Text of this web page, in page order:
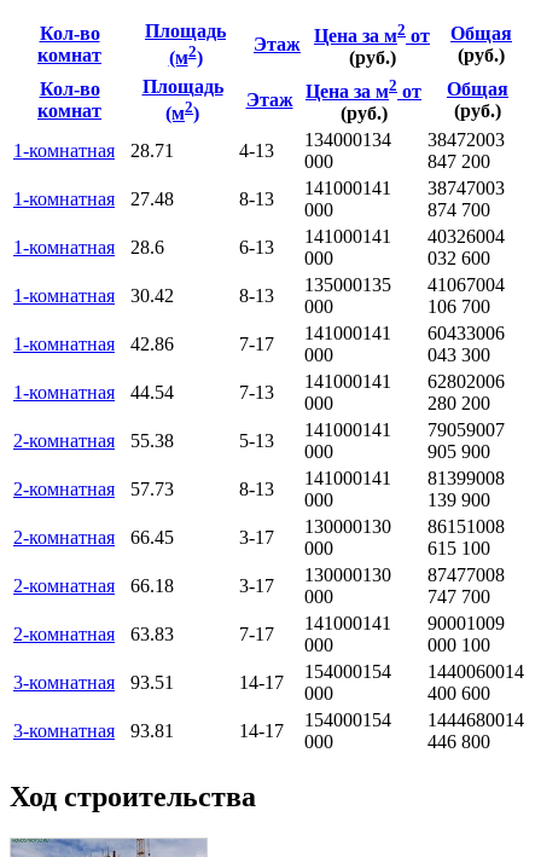
Кол-во
комнат
Площадь
(м2)
Этаж Цена за м2 от
(руб.)
Общая
(руб.)
Кол-во
комнат
Площадь
(м2)
Этаж Цена за м2 от
(руб.)
Общая
(руб.)
1-комнатная
28.71 4-13
134000134
000
38472003
847 200
1-комнатная
27.48 8-13
141000141
000
38747003
874 700
1-комнатная
28.6 6-13
141000141
000
40326004
032 600
1-комнатная
30.42 8-13
135000135
000
41067004
106 700
1-комнатная
42.86 7-17
141000141
000
60433006
043 300
1-комнатная
44.54 7-13
141000141
000
62802006
280 200
2-комнатная
55.38 5-13
141000141
000
79059007
905 900
2-комнатная
57.73 8-13
141000141
000
81399008
139 900
2-комнатная
66.45 3-17
130000130
000
86151008
615 100
2-комнатная
66.18 3-17
130000130
000
87477008
747 700
2-комнатная
63.83 7-17
141000141
000
90001009
000 100
3-комнатная
93.51 14-17
154000154
000
1440060014
400 600
3-комнатная
93.81 14-17
154000154
000
1444680014
446 800
Ход строительства